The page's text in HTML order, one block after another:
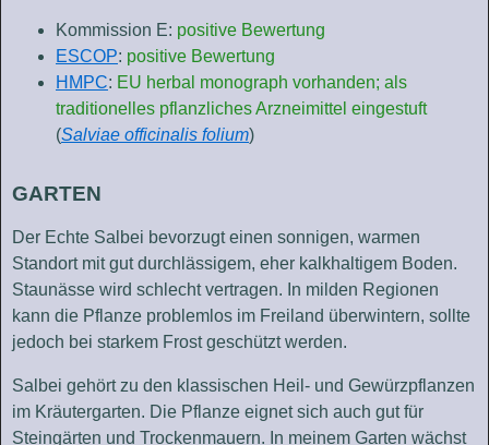
Kommission E: positive Bewertung
ESCOP: positive Bewertung
HMPC: EU herbal monograph vorhanden; als
traditionelles pflanzliches Arzneimittel eingestuft
(Salviae officinalis folium)
GARTEN
Der Echte Salbei bevorzugt einen sonnigen, warmen
Standort mit gut durchlässigem, eher kalkhaltigem Boden.
Staunässe wird schlecht vertragen. In milden Regionen
kann die Pflanze problemlos im Freiland überwintern, sollte
jedoch bei starkem Frost geschützt werden.
Salbei gehört zu den klassischen Heil- und Gewürzpflanzen
im Kräutergarten. Die Pflanze eignet sich auch gut für
Steingärten und Trockenmauern. In meinem Garten wächst